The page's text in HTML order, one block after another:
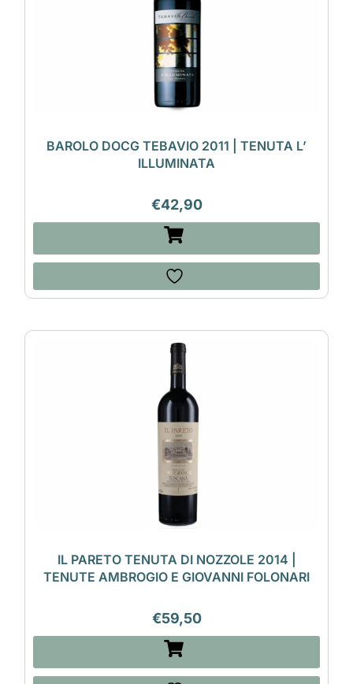
BAROLO DOCG TEBAVIO 2011 | TENUTA L’
ILLUMINATA
€42,90
IL PARETO TENUTA DI NOZZOLE 2014 |
TENUTE AMBROGIO E GIOVANNI FOLONARI
€59,50